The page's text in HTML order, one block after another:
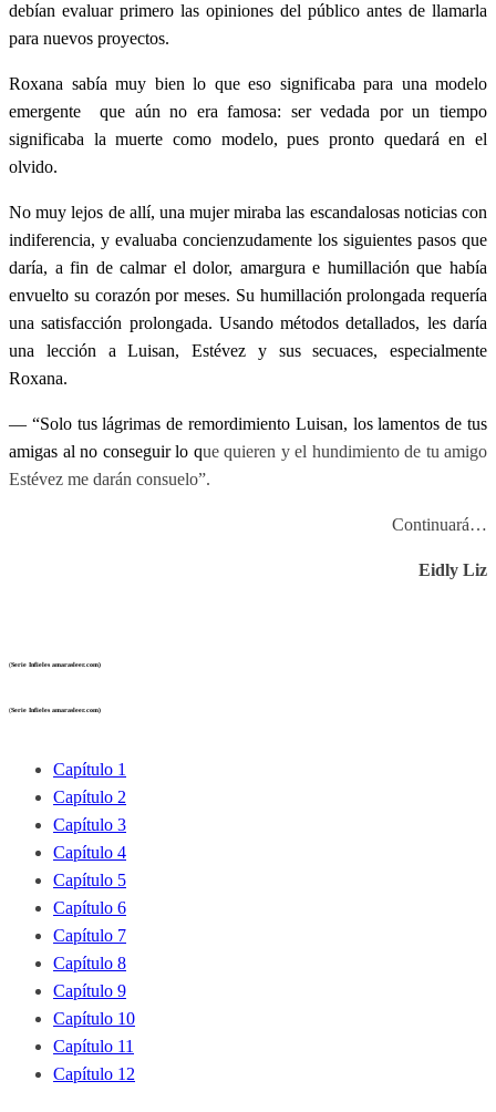
debían evaluar primero las opiniones del público antes de llamarla
para nuevos proyectos.
Roxana sabía muy bien lo que eso significaba para una modelo
emergente que aún no era famosa: ser vedada por un tiempo
significaba la muerte como modelo, pues pronto quedará en el
olvido.
No muy lejos de allí, una mujer miraba las escandalosas noticias con
indiferencia, y evaluaba concienzudamente los siguientes pasos que
daría, a fin de calmar el dolor, amargura e humillación que había
envuelto su corazón por meses. Su humillación prolongada requería
una satisfacción prolongada. Usando métodos detallados, les daría
una lección a Luisan, Estévez y sus secuaces, especialmente
Roxana.
— “Solo tus lágrimas de remordimiento Luisan, los lamentos de tus
amigas al no conseguir lo que quieren y el hundimiento de tu amigo
Estévez me darán consuelo”.
Continuará…
Eidly Liz
(Serie Infieles amarasleer.com)
(Serie Infieles amarasleer.com)
Capítulo 1
Capítulo 2
Capítulo 3
Capítulo 4
Capítulo 5
Capítulo 6
Capítulo 7
Capítulo 8
Capítulo 9
Capítulo 10
Capítulo 11
Capítulo 12